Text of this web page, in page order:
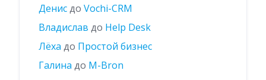
Денисдо Vochi-CRM
Владислав до Help Desk
Лёха до Простой бизнес
Галина до M-Bron